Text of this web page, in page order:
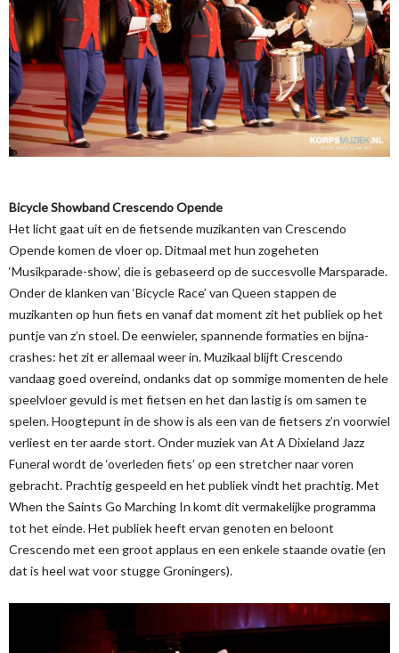
Bicycle Showband Crescendo Opende
Het licht gaat uit en de fietsende muzikanten van Crescendo
Opende komen de vloer op. Ditmaal met hun zogeheten
‘Musikparade-show’, die is gebaseerd op de succesvolle Marsparade.
Onder de klanken van ‘Bicycle Race’ van Queen stappen de
muzikanten op hun fiets en vanaf dat moment zit het publiek op het
puntje van z’n stoel. De eenwieler, spannende formaties en bijna-
crashes: het zit er allemaal weer in. Muzikaal blijft Crescendo
vandaag goed overeind, ondanks dat op sommige momenten de hele
speelvloer gevuld is met fietsen en het dan lastig is om samen te
spelen. Hoogtepunt in de show is als een van de fietsers z’n voorwiel
verliest en ter aarde stort. Onder muziek van At A Dixieland Jazz
Funeral wordt de ‘overleden fiets’ op een stretcher naar voren
gebracht. Prachtig gespeeld en het publiek vindt het prachtig. Met
When the Saints Go Marching In komt dit vermakelijke programma
tot het einde. Het publiek heeft ervan genoten en beloont
Crescendo met een groot applaus en een enkele staande ovatie (en
dat is heel wat voor stugge Groningers).